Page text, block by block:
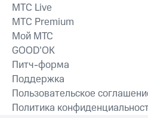
MTС Live
MTС Premium
Мой МТС
GOOD’OK
Питч-форма
Поддержка
Пользовательское
Политика